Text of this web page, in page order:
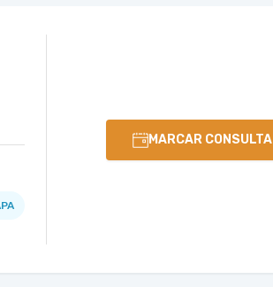
MARCAR CONSULTA